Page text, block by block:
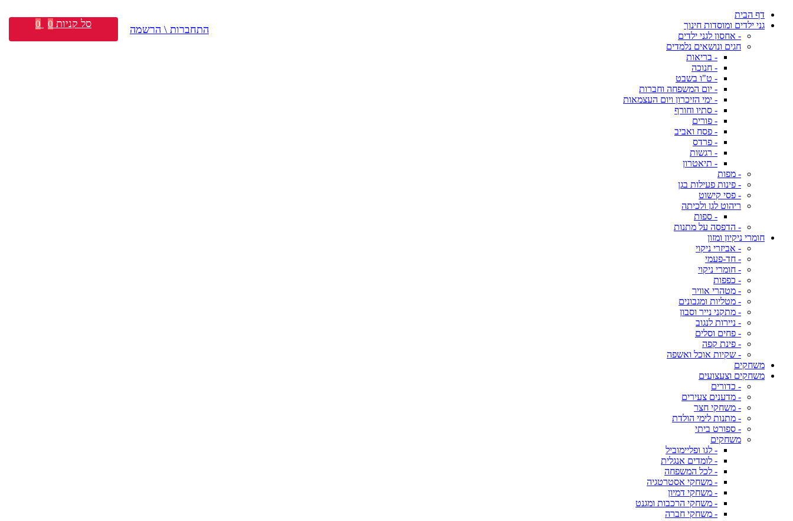
דף הבית
גני ילדים ומוסדות חינוך
- אחסון לגני ילדים
חגים ונושאים נלמדים
- בריאות
- חנוכה
- ט"ו בשבט
- יום המשפחה וחברות
- ימי הזיכרון ויום העצמאות
- סתיו וחורף
- פורים
- פסח ואביב
- פרדס
- רגשות
- תיאטרון
- מפות
- פינות פעילות בגן
- פסי קישוט
ריהוט לגן ולכיתה
- ספות
- הדפסה על מתנות
חומרי ניקיון ומזון
- אביזרי ניקוי
- חד-פעמי
- חומרי ניקוי
- כפפות
- מטהרי אוויר
- מטליות ומגבונים
- מתקני נייר וסבון
- ניירות לנגוב
- פחים וסלים
- פינת קפה
- שקיות אוכל ואשפה
משחקים
משחקים וצעצועים
- כדורים
- מדענים צעירים
- משחקי חצר
- מתנות לימי הולדת
- ספורט ביתי
משחקים
- לגו ופליימוביל
- לומדים אנגלית
- לכל המשפחה
- משחקי אסטרטגיה
- משחקי דמיון
- משחקי הרכבות ומגנט
- משחקי חברה
התחברות \ הרשמה סל קניות 0
0